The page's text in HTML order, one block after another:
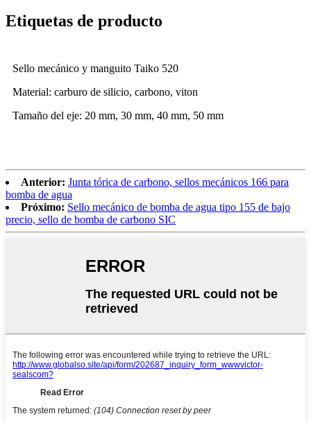
Etiquetas de producto
Sello mecánico y manguito Taiko 520
Material: carburo de silicio, carbono, viton
Tamaño del eje: 20 mm, 30 mm, 40 mm, 50 mm
Anterior: Junta tórica de carbono, sellos mecánicos 166 para
bomba de agua
Próximo: Sello mecánico de bomba de agua tipo 155 de bajo
precio, sello de bomba de carbono SIC